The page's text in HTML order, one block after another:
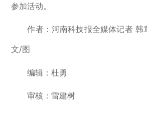
参加活动。
作者：河南科技报全媒体记者 韩
文/图
编辑：杜勇
审核：雷建树